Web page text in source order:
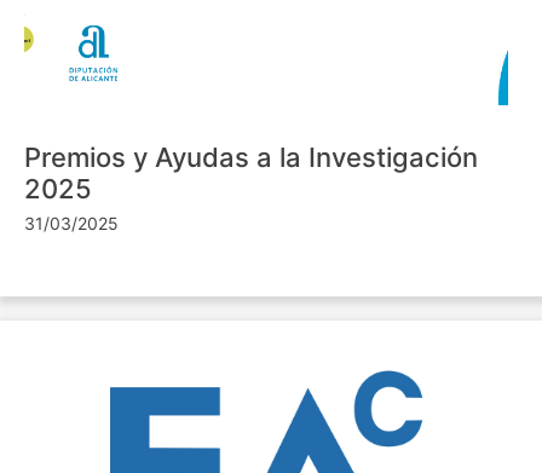
Premios y Ayudas a la Investigación
2025
31/03/2025